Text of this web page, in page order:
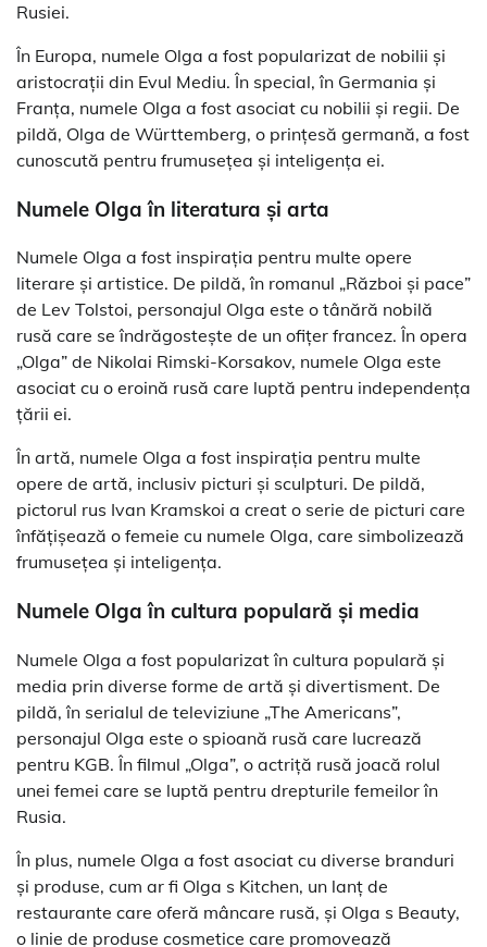
Rusiei.
În Europa, numele Olga a fost popularizat de nobilii și
aristocrații din Evul Mediu. În special, în Germania și
Franța, numele Olga a fost asociat cu nobilii și regii. De
pildă, Olga de Württemberg, o prințesă germană, a fost
cunoscută pentru frumusețea și inteligența ei.
Numele Olga în literatura și arta
Numele Olga a fost inspirația pentru multe opere
literare și artistice. De pildă, în romanul „Război și pace”
de Lev Tolstoi, personajul Olga este o tânără nobilă
rusă care se îndrăgostește de un ofițer francez. În opera
„Olga” de Nikolai Rimski-Korsakov, numele Olga este
asociat cu o eroină rusă care luptă pentru independența
țării ei.
În artă, numele Olga a fost inspirația pentru multe
opere de artă, inclusiv picturi și sculpturi. De pildă,
pictorul rus Ivan Kramskoi a creat o serie de picturi care
înfățișează o femeie cu numele Olga, care simbolizează
frumusețea și inteligența.
Numele Olga în cultura populară și media
Numele Olga a fost popularizat în cultura populară și
media prin diverse forme de artă și divertisment. De
pildă, în serialul de televiziune „The Americans”,
personajul Olga este o spioană rusă care lucrează
pentru KGB. În filmul „Olga”, o actriță rusă joacă rolul
unei femei care se luptă pentru drepturile femeilor în
Rusia.
În plus, numele Olga a fost asociat cu diverse branduri
și produse, cum ar fi Olga s Kitchen, un lanț de
restaurante care oferă mâncare rusă, și Olga s Beauty,
o linie de produse cosmetice care promovează